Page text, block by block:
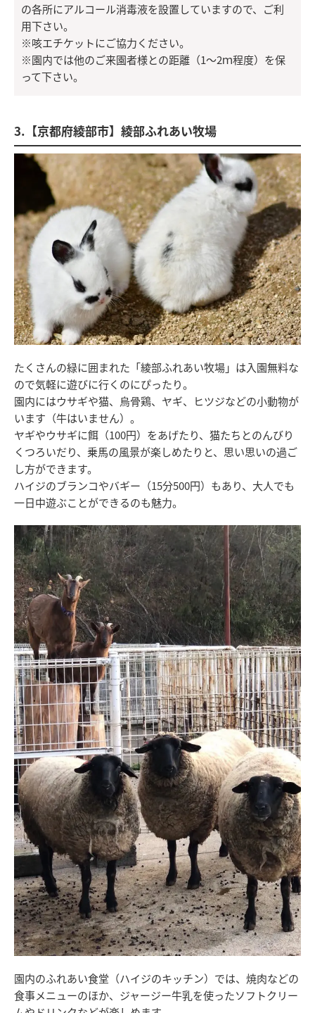
の各所にアルコール消毒液を設置していますので、ご利
用下さい。
※咳エチケットにご協力ください。
※園内では他のご来園者様との距離（1～2ｍ程度）を保
って下さい。
3.【京都府綾部市】綾部ふれあい牧場
たくさんの緑に囲まれた「綾部ふれあい牧場」は入園無料な
ので気軽に遊びに行くのにぴったり。
園内にはウサギや猫、烏骨鶏、ヤギ、ヒツジなどの小動物が
います（牛はいません）。
ヤギやウサギに餌（100円）をあげたり、猫たちとのんびり
くつろいだり、乗馬の風景が楽しめたりと、思い思いの過ご
し方ができます。
ハイジのブランコやバギー（15分500円）もあり、大人でも
一日中遊ぶことができるのも魅力。
園内のふれあい食堂（ハイジのキッチン）では、焼肉などの
食事メニューのほか、ジャージー牛乳を使ったソフトクリー